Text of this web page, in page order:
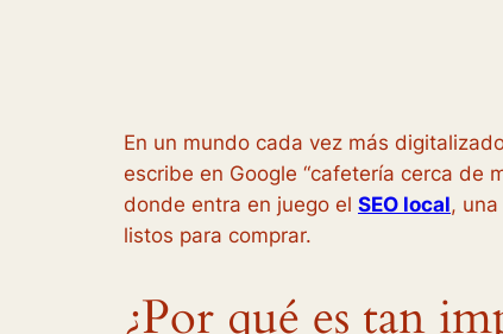
En un mundo cada vez más
escribe en Google “cafetería cerca de
donde entra en juego el SEO local,
listos para comprar.
¿Por qué es tan